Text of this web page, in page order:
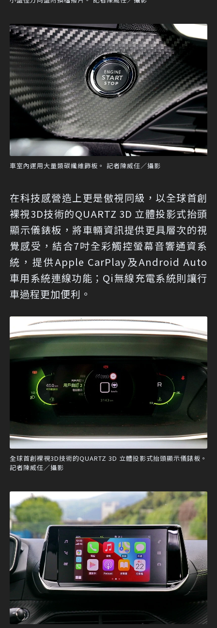
車室內運用大量類碳纖維飾板。 記者陳威任／攝影
在科技感營造上更是傲視同級，以全球首創
裸視3D技術的QUARTZ 3D 立體投影式抬頭
顯示儀錶板，將車輛資訊提供更具層次的視
覺感受，結合7吋全彩觸控螢幕音響通資系
統，提供Apple CarPlay及Android Auto
車用系統連線功能；Qi無線充電系統則讓行
車過程更加便利。
全球首創裸視3D技術的QUARTZ 3D 立體投影式抬頭顯示儀錶板。
記者陳威任／攝影